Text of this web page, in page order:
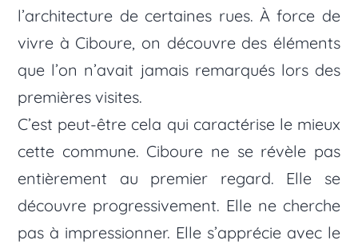
l’architecture de certaines rues. À force de
vivre à Ciboure, on découvre des éléments
que l’on n’avait jamais remarqués lors des
premières visites.
C’est peut-être cela qui caractérise le mieux
cette commune. Ciboure ne se révèle pas
entièrement au premier regard. Elle se
découvre progressivement. Elle ne cherche
pas à impressionner. Elle s’apprécie avec le